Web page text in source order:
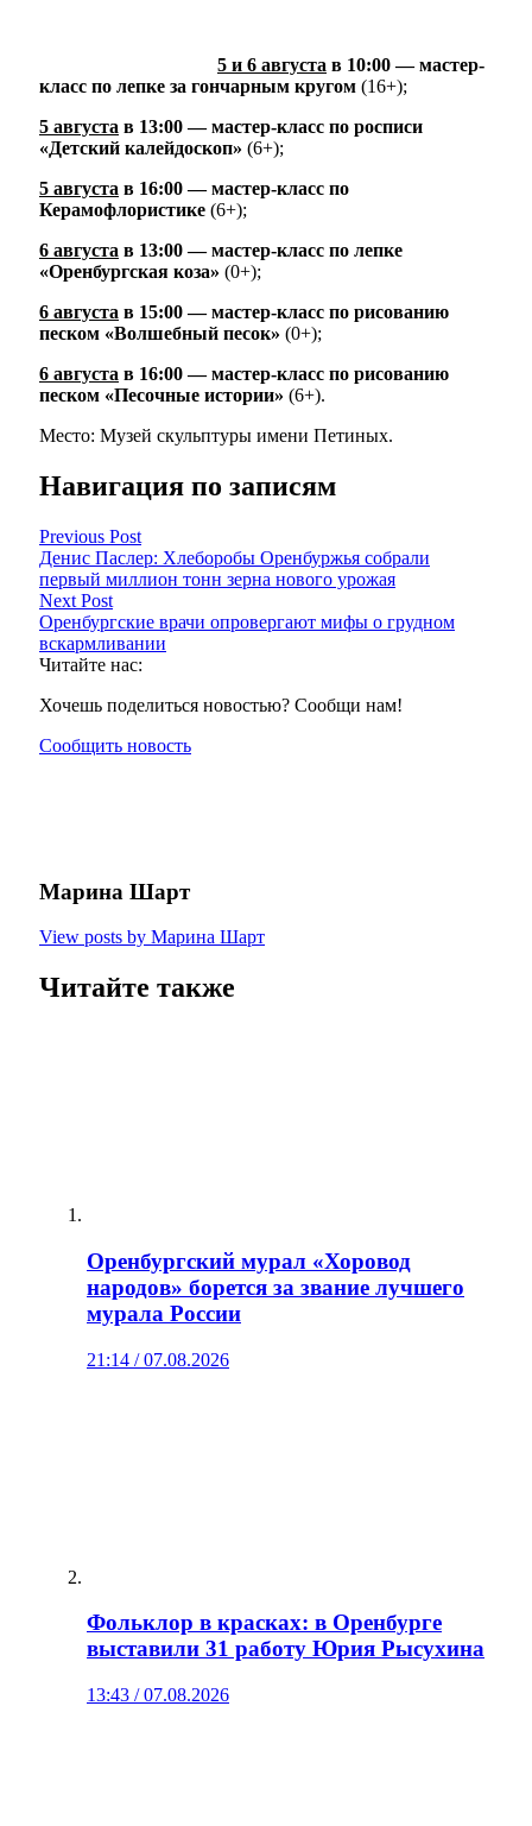
5 и 6 августа в 10:00 — мастер-
класс по лепке за гончарным кругом (16+);
5 августа в 13:00 — мастер-класс по росписи
«Детский калейдоскоп» (6+);
5 августа в 16:00 — мастер-класс по
Керамофлористике (6+);
6 августа в 13:00 — мастер-класс по лепке
«Оренбургская коза» (0+);
6 августа в 15:00 — мастер-класс по рисованию
песком «Волшебный песок» (0+);
6 августа в 16:00 — мастер-класс по рисованию
песком «Песочные истории» (6+).
Место: Музей скульптуры имени Петиных.
Навигация по записям
Previous Post
Денис Паслер: Хлеборобы Оренбуржья собрали
первый миллион тонн зерна нового урожая
Next Post
Оренбургские врачи опровергают мифы о грудном
вскармливании
Читайте нас:
Хочешь поделиться новостью? Сообщи нам!
Сообщить новость
Марина Шарт
View posts by Марина Шарт
Читайте также
Оренбургский мурал «Хоровод
народов» борется за звание лучшего
мурала России
21:14 / 07.08.2026
Фольклор в красках: в Оренбурге
выставили 31 работу Юрия Рысухина
13:43 / 07.08.2026